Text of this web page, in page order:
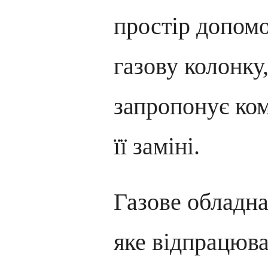
простір
газову
запропонує
її заміні.
Газове
яке